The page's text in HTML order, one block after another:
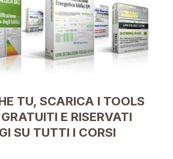
TU, SCARICA I TOOLS
E RISERVATI
SU TUTTI I CORSI